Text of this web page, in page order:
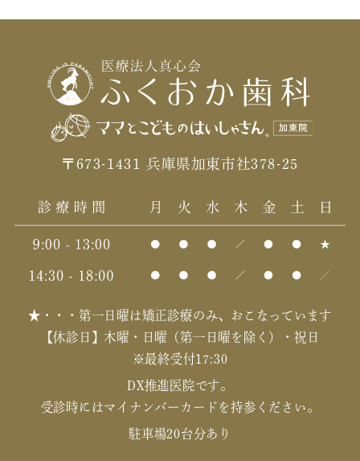
〒673-1431 兵庫県加東市社378-25
★・・・第一日曜は矯正診療のみ、おこなっています
【休診日】木曜・日曜（第一日曜を除く）・祝日
※最終受付17:30
DX推進医院です。
受診時にはマイナンバーカードを持参ください。
駐車場20台分あり